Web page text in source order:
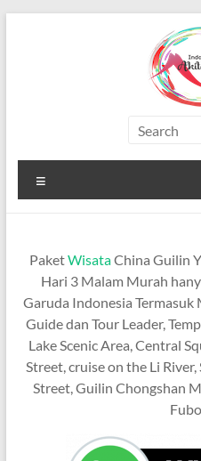
Wisata
China
Paket
Wisata
China
Murah
PaketWisataChina Guilin
Hari 3 Malam Murah
Garuda Indonesia Termasuk
Guide dan Tour Leader,
Lake Scenic Area, Central
Street, cruise on the Li
Street, Guilin Chongshan